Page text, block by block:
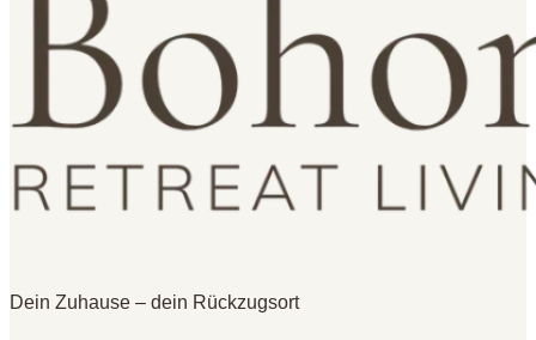
Dein Zuhause – dein Rückzugsort